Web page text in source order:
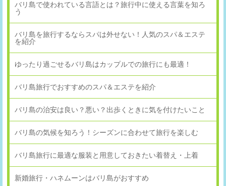
バリ島で使われている言語とは？旅行中に使える言葉を知ろ
う
バリ島を旅行するならスパは外せない！人気のスパ＆エステ
を紹介
ゆったり過ごせるバリ島はカップルでの旅行にも最適！
バリ島旅行でおすすめのスパ＆エステを紹介
バリ島の治安は良い？悪い？出歩くときに気を付けたいこと
バリ島の気候を知ろう！シーズンに合わせて旅行を楽しむ
バリ島旅行に最適な服装と用意しておきたい着替え・上着
新婚旅行・ハネムーンはバリ島がおすすめ